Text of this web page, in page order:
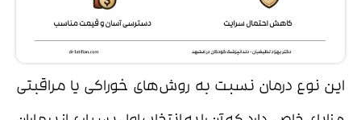
این نوع درمان نسبت به روش‌های خوراکی یا مراقبتی